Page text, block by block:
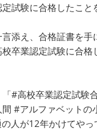
試験に合格したこと
添え、合格証書を手
卒業認定試験に合格
#高校卒業認定試験
#アルファベットの
人が12年かけてや